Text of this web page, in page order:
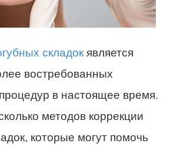
складок является
востребованных
в настоящее время.
методов коррекции
которые могут помочь